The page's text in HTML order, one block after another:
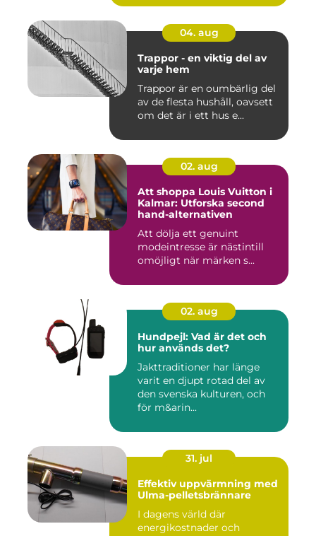
04. aug
Trappor - en viktig del av
varje hem
Trappor är en oumbärlig del
av de flesta hushåll, oavsett
om det är i ett hus e...
02. aug
Att shoppa Louis Vuitton i
Kalmar: Utforska second
hand-alternativen
Att dölja ett genuint
modeintresse är nästintill
omöjligt när märken s...
02. aug
Hundpejl: Vad är det och
hur används det?
Jakttraditioner har länge
varit en djupt rotad del av
den svenska kulturen, och
för m&arin...
31. jul
Effektiv uppvärmning med
Ulma-pelletsbrännare
I dagens värld där
energikostnader och